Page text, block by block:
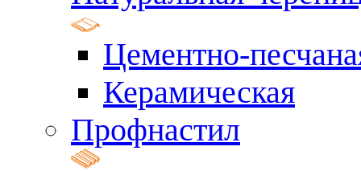
Цементно-
Керамическая
Профнастил